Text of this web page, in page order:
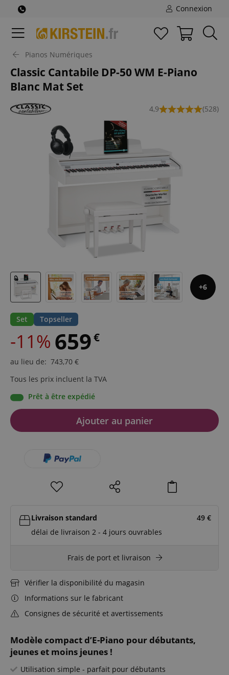
Connexion
Pianos Numériques
Classic Cantabile DP-50 WM E-Piano
Blanc Mat Set
4,9 (528)
6
Modèle compact d’E-Piano pour débutants,
jeunes et moins jeunes !
Utilisation simple - parfait pour débutants
Set Topseller
-11% 659€
au lieu de: 743,70 €
Tous les prix incluent la TVA
Prêt à être expédié
Ajouter au panier
Livraison standard 49 €
délai de livraison 2 - 4 jours ouvrables
Frais de port et livraison
Vérifier la disponibilité du magasin
Informations sur le fabricant
Consignes de sécurité et avertissements